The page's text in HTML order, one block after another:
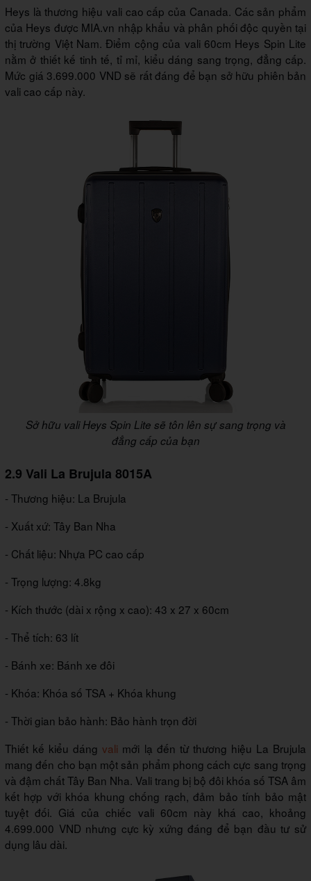
Heys là thương hiệu vali cao cấp của Canada. Các sản phẩm
của Heys được MIA.vn nhập khẩu và phân phối độc quyền tại
thị trường Việt Nam. Điểm cộng của vali 60cm Heys Spin Lite
nằm ở thiết kế tinh tế, tỉ mỉ, kiểu dáng sang trọng, đẳng cấp.
Mức giá 3.699.000 VND sẽ rất đáng để bạn sở hữu phiên bản
vali cao cấp này.
Sở hữu vali Heys Spin Lite sẽ tôn lên sự sang trọng và
đẳng cấp của bạn
2.9 Vali La Brujula 8015A
- Thương hiệu: La Brujula
- Xuất xứ: Tây Ban Nha
- Chất liệu: Nhựa PC cao cấp
- Trọng lượng: 4.8kg
- Kích thước (dài x rộng x cao): 43 x 27 x 60cm
- Thể tích: 63 lít
- Bánh xe: Bánh xe đôi
- Khóa: Khóa số TSA + Khóa khung
- Thời gian bảo hành: Bảo hành trọn đời
Thiết kế kiểu dángvali mới lạ đến từ thương hiệu La Brujula
mang đến cho bạn một sản phẩm phong cách cực sang trọng
và đậm chất Tây Ban Nha. Vali trang bị bộ đôi khóa số TSA âm
kết hợp với khóa khung chống rạch, đảm bảo tính bảo mật
tuyệt đối. Giá của chiếc vali 60cm này khá cao, khoảng
4.699.000 VND nhưng cực kỳ xứng đáng để bạn đầu tư sử
dụng lâu dài.